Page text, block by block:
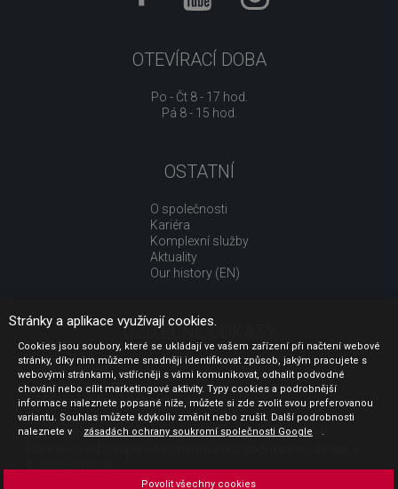
OTEVÍRACÍ DOBA
Po - Čt 8 - 17 hod.
Pá 8 - 15 hod.
OSTATNÍ
O společnosti
Kariéra
Komplexní služby
Aktuality
Our history (EN)
UŽITEČNÉ ODKAZY
Jak nakupovat
Obchodní podmínky
GDPR - ochrana osobních údajů
Profil zadavatele
Sdělení před uzavřením kupní smlouvy pro spotřebitele
Stránky a aplikace využívají cookies.
Cookies jsou soubory, které se ukládají ve vašem zařízení při načtení webové
stránky, díky nim můžeme snadněji identifikovat způsob, jakým pracujete s
webovými stránkami, vstřícněji s vámi komunikovat, odhalit podvodné
chování nebo cílit marketingové aktivity. Typy cookies a podrobnější
informace naleznete popsané níže, můžete si zde zvolit svou preferovanou
variantu. Souhlas můžete kdykoliv změnit nebo zrušit. Další podrobnosti
naleznete v
zásadách ochrany soukromí společnosti Google .
Povolit všechny cookies